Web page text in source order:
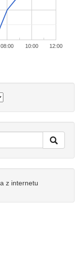
08:00 10:00 12:00
z internetu